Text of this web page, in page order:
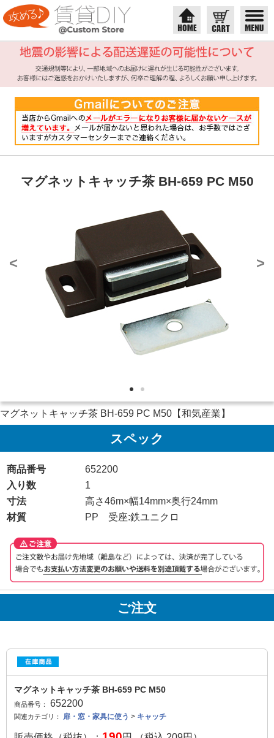
マグネットキャッチ茶 BH-659 PC M50
< >
マグネットキャッチ茶 BH-659 PC M50【和気産業】
スペック
商品番号
652200
入り数
1
寸法
高さ46m×幅14mm×奥行24mm
材質
PP 受座:鉄ユニクロ
ご注文
マグネットキャッチ茶 BH-659 PC M50
商品番号： 652200
関連カテゴリ： 扉・窓・家具に使う > キャッチ